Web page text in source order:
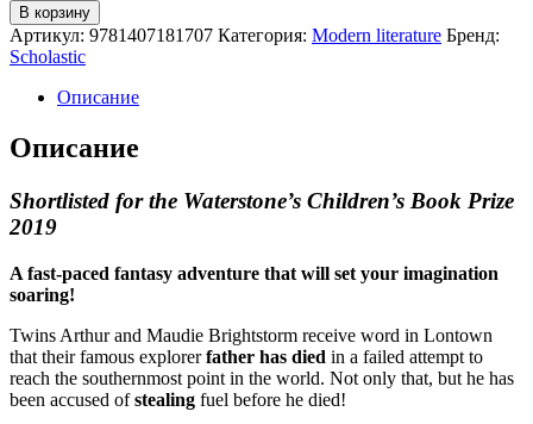
В корзину
Артикул: 9781407181707 Категория: Modern literature Бренд:
Scholastic
Описание
Описание
Shortlisted for the Waterstone’s Children’s Book Prize
2019
A fast-paced fantasy adventure that will set your imagination
soaring!
Twins Arthur and Maudie Brightstorm receive word in Lontown
that their famous explorerfather has died in a failed attempt to
reach the southernmost point in the world. Not only that, but he has
been accused ofstealing fuel before he died!